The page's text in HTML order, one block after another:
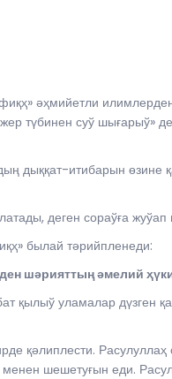
әҳмийетли
түбинен суў
дыққат-итибарын өзине
деген сораўға
былай тәрийпленеди:
шәрияттың әмелий
қылыў уламалар дүзген
қәлиплести.
шешетуғын еди.